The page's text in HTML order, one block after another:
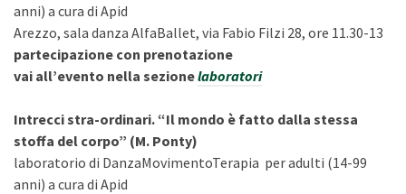
anni) a cura di Apid
Arezzo, sala danza AlfaBallet, via Fabio Filzi 28, ore 11.30-13
partecipazione con prenotazione
vai all’evento nella sezionelaboratori
Intrecci stra-ordinari. “Il mondo è fatto dalla stessa
stoffa del corpo” (M. Ponty)
laboratorio di DanzaMovimentoTerapia per adulti (14-99
anni) a cura di Apid